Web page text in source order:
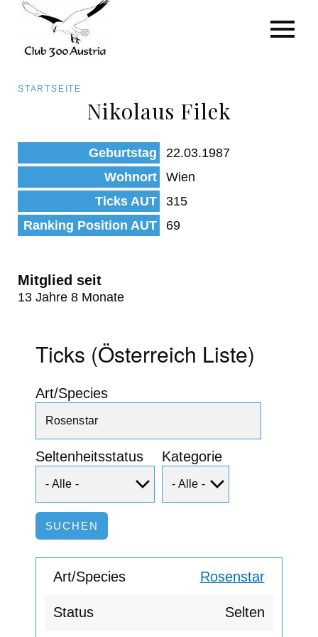
zum
Inhalt
Pfadnavigation
STARTSEITE
Nikolaus Filek
Geburtstag
22.03.1987
Wohnort
Wien
Ticks AUT
315
Ranking Position AUT
69
Mitglied seit
13 Jahre 8 Monate
Ticks (Österreich Liste)
Art/Species
Seltenheitsstatus Kategorie
Art/Species
Status
Kategorie für die Österreich-Liste
Beobachtungen
Rosenstar
Selten